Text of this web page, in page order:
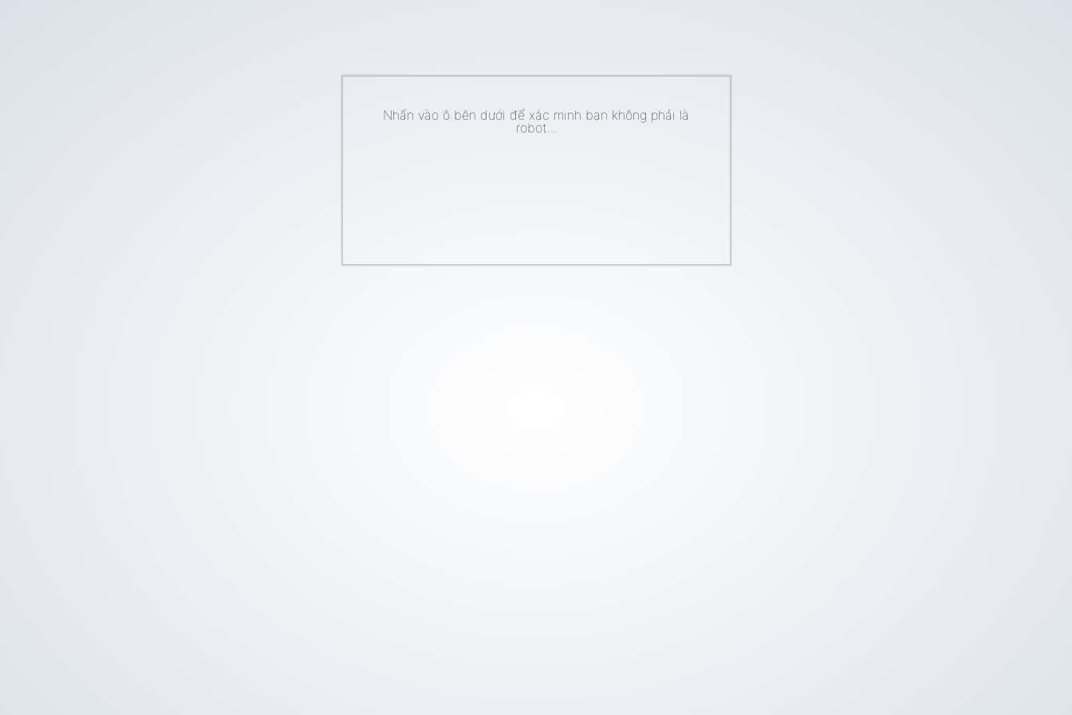
Nhấn vào ô bên dưới để xác minh bạn không phải là
robot...